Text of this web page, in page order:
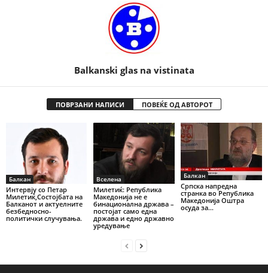
Balkanski glas na vistinata
ПОВРЗАНИ НАПИСИ ПОВЕЌЕ ОД АВТОРОТ
Балкан
Интервју со Петар
Милетиќ,Состојбата на
Балканот и актуелните
безбедносно-
политички случувања.
Вселена
Милетиќ: Република
Македонија не е
бинационална држава –
постојат само една
држава и едно државно
уредување
Балкан
Српска напредна
странка во Република
Македонија Оштра
осуда за...